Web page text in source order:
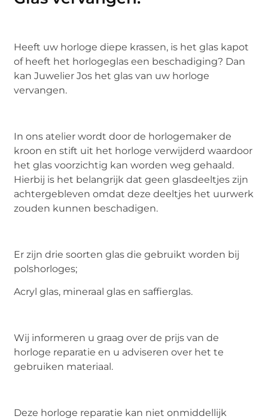
Heeft uw horloge diepe krassen, is het glas kapot
of heeft het horlogeglas een beschadiging? Dan
kan Juwelier Jos het glas van uw horloge
vervangen.
In ons atelier wordt door de horlogemaker de
kroon en stift uit het horloge verwijderd waardoor
het glas voorzichtig kan worden weg gehaald.
Hierbij is het belangrijk dat geen glasdeeltjes zijn
achtergebleven omdat deze deeltjes het uurwerk
zouden kunnen beschadigen.
Er zijn drie soorten glas die gebruikt worden bij
polshorloges;
Acryl glas, mineraal glas en saffierglas.
Wij informeren u graag over de prijs van de
horloge reparatie en u adviseren over het te
gebruiken materiaal.
Deze horloge reparatie kan niet onmiddellijk